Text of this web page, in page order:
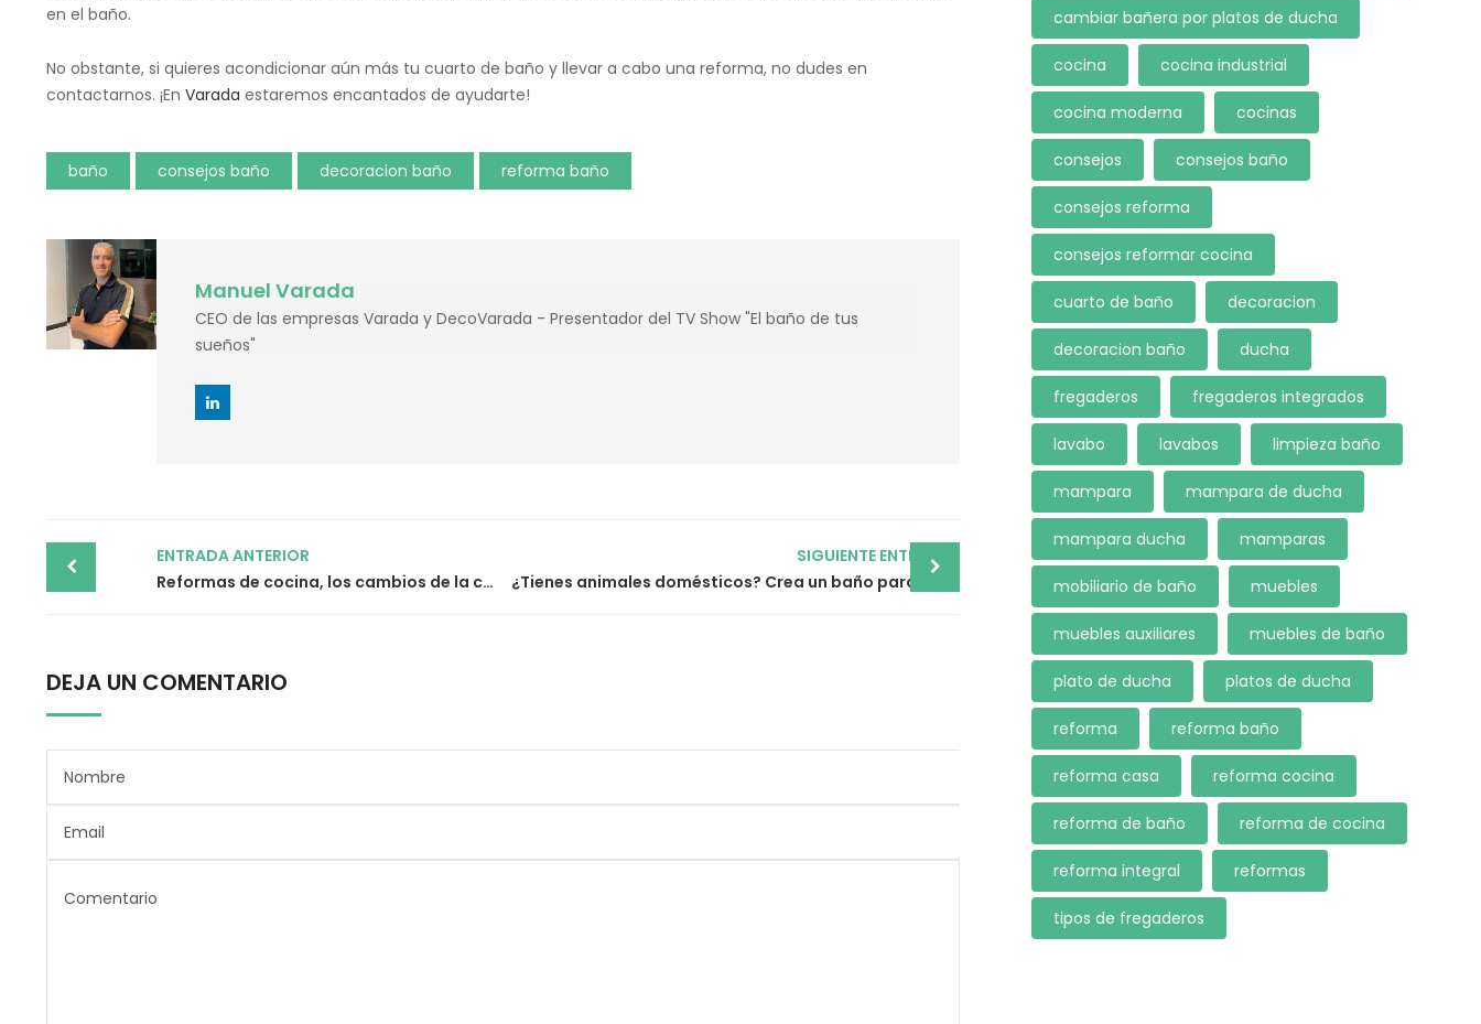
en el baño.
No obstante, si quieres acondicionar aún más tu cuarto de baño y llevar a cabo una reforma, no dudes en
contactarnos. ¡En Varada estaremos encantados de ayudarte!
baño consejos baño decoracion baño reforma baño
Manuel Varada
CEO de las empresas Varada y DecoVarada - Presentador del TV Show "El baño de tus
sueños"
navigation
ENTRADA ANTERIOR
Reformas de cocina, los cambios de la cocina tras el confinamiento
SIGUIENTE ENTRADA
DEJA UN COMENTARIO
cambiar bañera por platos de ducha
cocina cocina industrial
cocina moderna cocinas
consejos consejos baño
consejos reforma
consejos reformar cocina
cuarto de baño decoracion
decoracion baño ducha
fregaderos fregaderos integrados
lavabo lavabos limpieza baño
mampara mampara de ducha
mampara ducha mamparas
mobiliario de baño muebles
muebles auxiliares muebles de baño
plato de ducha platos de ducha
reforma reforma baño
reforma casa reforma cocina
reforma de baño reforma de cocina
reforma integral reformas
tipos de fregaderos